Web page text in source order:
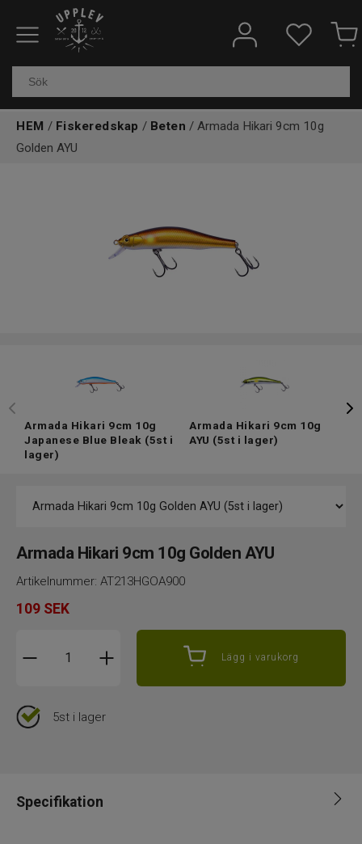
Fiskeredskap
Kläder & skor
HEM / Fiskeredskap / Beten / Armada Hikari 9cm 10g
Golden AYU
Armada Hikari 9cm 10g
Japanese Blue Bleak (5st i
lager)
Armada Hikari 9cm 10g
AYU (5st i lager)
Armada Hikari 9cm 10g Golden AYU
Artikelnummer: AT213HGOA900
109 SEK
Lägg i varukorg
5st i lager
Specifikation